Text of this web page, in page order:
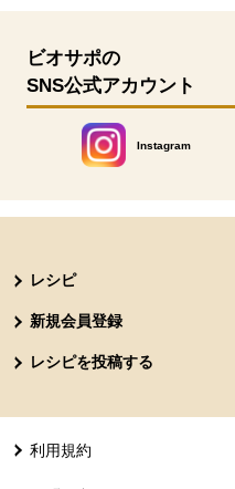
ビオサポの
SNS公式アカウント
Instagram
別のウィンドウで開
レシピ
新規会員登録
レシピを投稿する
利用規約